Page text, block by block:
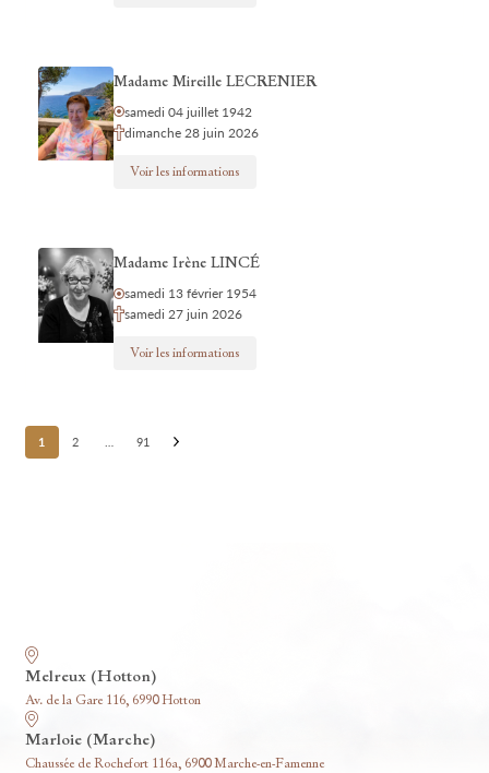
Madame Mireille LECRENIER
samedi 04 juillet 1942
dimanche 28 juin 2026
Voir les informations
Madame Irène LINCÉ
samedi 13 février 1954
samedi 27 juin 2026
Voir les informations
Posts
pagination
1 2 91
Melreux (Hotton)
Av. de la Gare 116, 6990 Hotton
Marloie (Marche)
Chaussée de Rochefort 116a, 6900 Marche-en-Famenne